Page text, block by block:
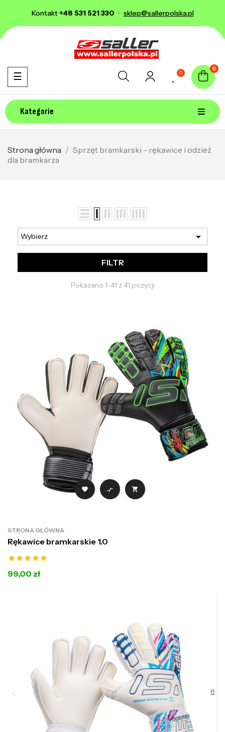
Kontakt+48 531 521 330 · sklep@sallerpolska.pl
0
0
Kategorie
Toggle navigation
☰
Strona główna
Sprzęt bramkarski - rękawice i odzież
dla bramkarza
Wybierz 
FILTR
Pokazano 1-41 z 41 pozycji
  
STRONA GŁÓWNA
Rękawice bramkarskie 1.0
99,00 zł